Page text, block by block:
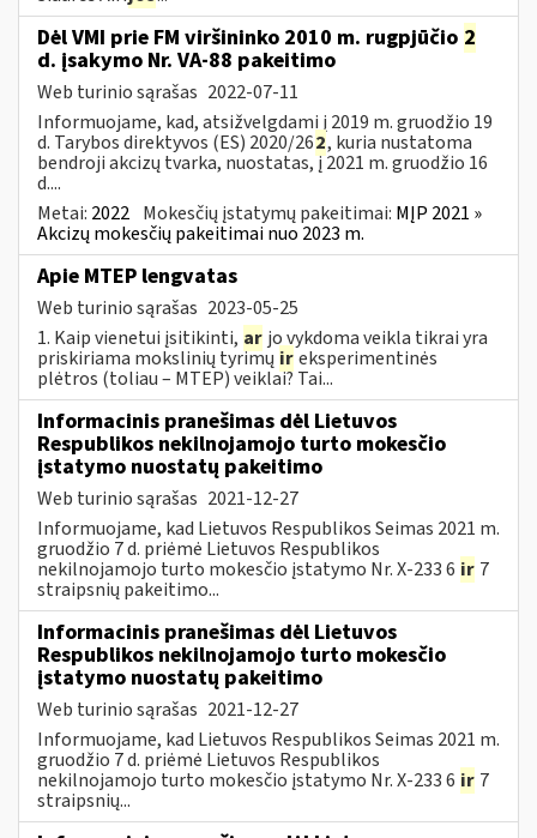
Dėl VMI prie FM viršininko 2010 m. rugpjūčio 2
d. įsakymo Nr. VA-88 pakeitimo
Web turinio sąrašas 2022-07-11
Informuojame, kad, atsižvelgdami į 2019 m. gruodžio 19
d. Tarybos direktyvos (ES) 2020/262, kuria nustatoma
bendroji akcizų tvarka, nuostatas, į 2021 m. gruodžio 16
d....
Metai: 2022 Mokesčių įstatymų pakeitimai: MĮP 2021 »
Akcizų mokesčių pakeitimai nuo 2023 m.
Apie MTEP lengvatas
Web turinio sąrašas 2023-05-25
1. Kaip vienetui įsitikinti, ar jo vykdoma veikla tikrai yra
priskiriama mokslinių tyrimų ireksperimentinės
plėtros (toliau – MTEP) veiklai? Tai...
Informacinis pranešimas dėl Lietuvos
Respublikos nekilnojamojo turto mokesčio
įstatymo nuostatų pakeitimo
Web turinio sąrašas 2021-12-27
Informuojame, kad Lietuvos Respublikos Seimas 2021 m.
gruodžio 7 d. priėmė Lietuvos Respublikos
nekilnojamojo turto mokesčio įstatymo Nr. X-233 6 ir 7
straipsnių pakeitimo...
Informacinis pranešimas dėl Lietuvos
Respublikos nekilnojamojo turto mokesčio
įstatymo nuostatų pakeitimo
Web turinio sąrašas 2021-12-27
Informuojame, kad Lietuvos Respublikos Seimas 2021 m.
gruodžio 7 d. priėmė Lietuvos Respublikos
nekilnojamojo turto mokesčio įstatymo Nr. X-233 6 ir 7
straipsnių...